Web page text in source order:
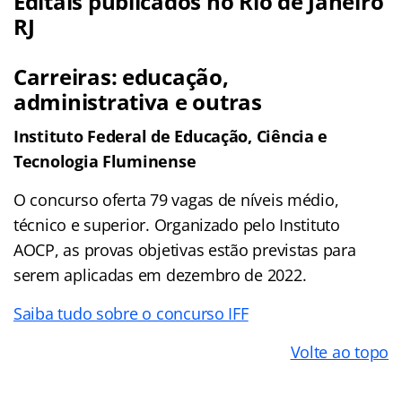
RJ
Carreiras: educação,
administrativa e outras
Instituto Federal de Educação, Ciência e
Tecnologia Fluminense
O concurso oferta 79 vagas de níveis médio,
técnico e superior. Organizado pelo Instituto
AOCP, as provas objetivas estão previstas para
serem aplicadas em dezembro de 2022.
Saiba tudo sobre o concurso IFF
Volte ao topo